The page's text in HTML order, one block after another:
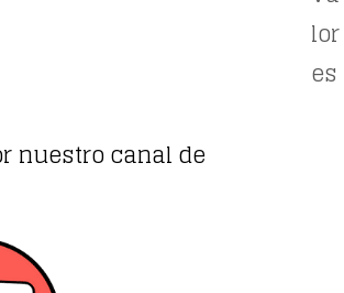
lor
es
nuestro canal de